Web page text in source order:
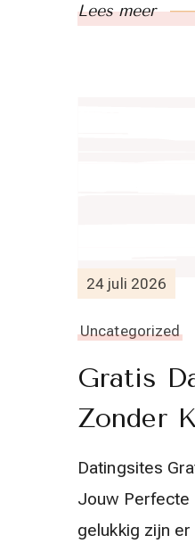
Lees meer
24 juli 2026
Uncategorized
Gratis
Zonder
Datingsites
Jouw Perfecte
gelukkig zijn